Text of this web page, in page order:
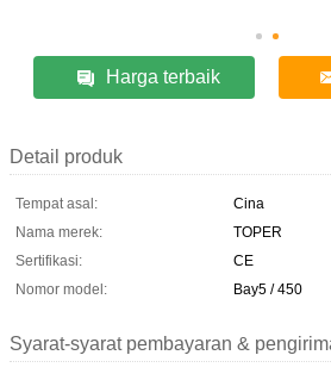
Harga terbaik
Detail produk
Tempat asal:
Cina
Nama merek:
TOPER
Sertifikasi:
CE
Nomor model:
Bay5 / 450
Syarat-syarat pembayaran &